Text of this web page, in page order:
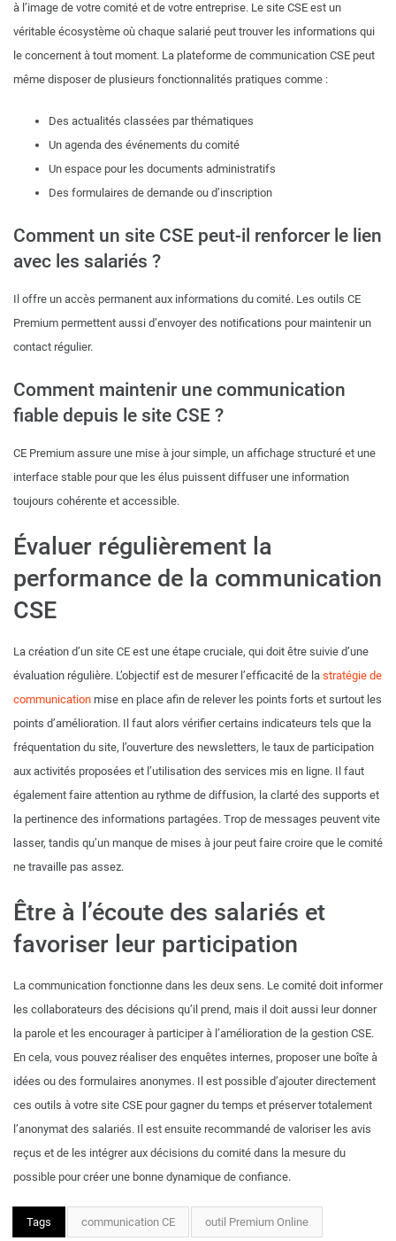
à l’image de votre comité et de votre entreprise. Le site CSE est un
véritable écosystème où chaque salarié peut trouver les informations qui
le concernent à tout moment. La plateforme de communication CSE peut
même disposer de plusieurs fonctionnalités pratiques comme :
Des actualités classées par thématiques
Un agenda des événements du comité
Un espace pour les documents administratifs
Des formulaires de demande ou d’inscription
Comment un site CSE peut-il renforcer le lien
avec les salariés ?
Il offre un accès permanent aux informations du comité. Les outils CE
Premium permettent aussi d’envoyer des notifications pour maintenir un
contact régulier.
Comment maintenir une communication
fiable depuis le site CSE ?
CE Premium assure une mise à jour simple, un affichage structuré et une
interface stable pour que les élus puissent diffuser une information
toujours cohérente et accessible.
Évaluer régulièrement la
performance de la communication
CSE
La création d’un site CE est une étape cruciale, qui doit être suivie d’une
évaluation régulière. L’objectif est de mesurer l’efficacité de la stratégie de
communication mise en place afin de relever les points forts et surtout les
points d’amélioration. Il faut alors vérifier certains indicateurs tels que la
fréquentation du site, l’ouverture des newsletters, le taux de participation
aux activités proposées et l’utilisation des services mis en ligne. Il faut
également faire attention au rythme de diffusion, la clarté des supports et
la pertinence des informations partagées. Trop de messages peuvent vite
lasser, tandis qu’un manque de mises à jour peut faire croire que le comité
ne travaille pas assez.
Être à l’écoute des salariés et
favoriser leur participation
La communication fonctionne dans les deux sens. Le comité doit informer
les collaborateurs des décisions qu’il prend, mais il doit aussi leur donner
la parole et les encourager à participer à l’amélioration de la gestion CSE.
En cela, vous pouvez réaliser des enquêtes internes, proposer une boîte à
idées ou des formulaires anonymes. Il est possible d’ajouter directement
ces outils à votre site CSE pour gagner du temps et préserver totalement
l’anonymat des salariés. Il est ensuite recommandé de valoriser les avis
reçus et de les intégrer aux décisions du comité dans la mesure du
possible pour créer une bonne dynamique de confiance.
Tags communication CE outil Premium Online